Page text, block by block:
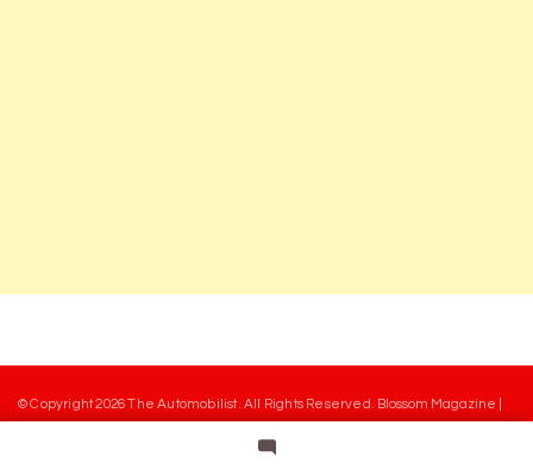
© Copyright 2026The Automobilist. All Rights Reserved. Blossom Magazine |
Charte des commentaires